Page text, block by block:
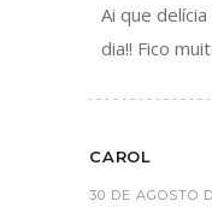
Ai que
dia!! Fico
CAROL
30 DE AGOSTO